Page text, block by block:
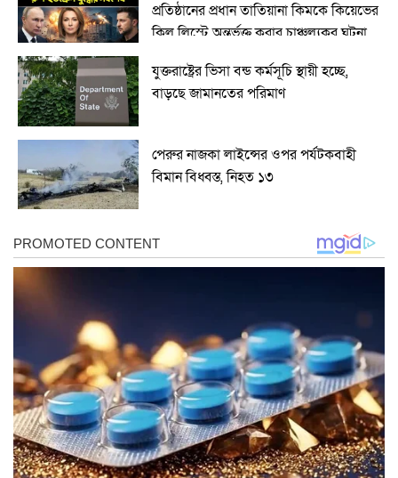
প্রতিষ্ঠানের প্রধান তাতিয়ানা কিমকে কিয়েভের
কিল লিস্টে অন্তর্ভুক্ত করার চাঞ্চল্যকর ঘটনা
যুক্তরাষ্ট্রের ভিসা বন্ড কর্মসূচি স্থায়ী হচ্ছে,
বাড়ছে জামানতের পরিমাণ
পেরুর নাজকা লাইন্সের ওপর পর্যটকবাহী
বিমান বিধ্বস্ত, নিহত ১৩